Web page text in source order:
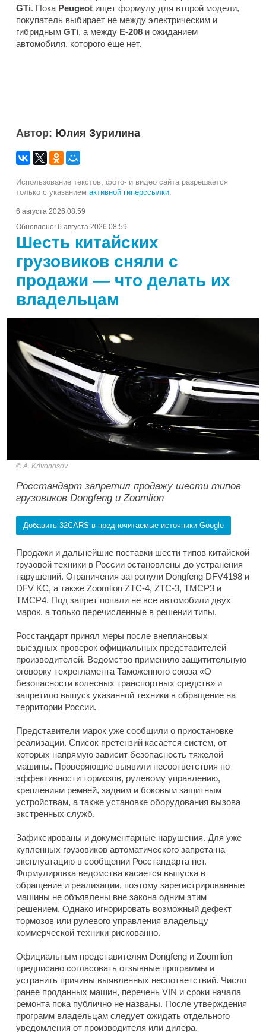
GTi. Пока Peugeot ищет формулу для второй модели,
покупатель выбирает не между электрическим и
гибридным GTi, а между E-208 и ожиданием
автомобиля, которого еще нет.
Автор: Юлия Зурилина
Использование текстов, фото- и видео сайта разрешается
только с указанием активной гиперссылки.
6 августа 2026 08:59
Обновлено: 6 августа 2026 08:59
Шесть китайских
грузовиков сняли с
продажи — что делать их
владельцам
A. Krivonosov
Росстандарт запретил продажу шести типов
грузовиков Dongfeng и Zoomlion
Добавить 32CARS в предпочитаемые источники Google
Продажи и дальнейшие поставки шести типов китайской
грузовой техники в России остановлены до устранения
нарушений. Ограничения затронули Dongfeng DFV4198 и
DFV KC, а также Zoomlion ZTC-4, ZTC-3, TMCP3 и
TMCP4. Под запрет попали не все автомобили двух
марок, а только перечисленные в решении типы.
Росстандарт принял меры после внеплановых
выездных проверок официальных представителей
производителей. Ведомство применило защитительную
оговорку техрегламента Таможенного союза «О
безопасности колесных транспортных средств» и
запретило выпуск указанной техники в обращение на
территории России.
Представители марок уже сообщили о приостановке
реализации. Список претензий касается систем, от
которых напрямую зависит безопасность тяжелой
машины. Проверяющие выявили несоответствия по
эффективности тормозов, рулевому управлению,
креплениям ремней, задним и боковым защитным
устройствам, а также установке оборудования вызова
экстренных служб.
Зафиксированы и документарные нарушения. Для уже
купленных грузовиков автоматического запрета на
эксплуатацию в сообщении Росстандарта нет.
Формулировка ведомства касается выпуска в
обращение и реализации, поэтому зарегистрированные
машины не объявлены вне закона одним этим
решением. Однако игнорировать возможный дефект
тормозов или рулевого управления владельцу
коммерческой техники рискованно.
Официальным представителям Dongfeng и Zoomlion
предписано согласовать отзывные программы и
устранить причины выявленных несоответствий. Число
ранее проданных машин, перечень VIN и сроки начала
ремонта пока публично не названы. После утверждения
программ владельцам следует ожидать отдельного
уведомления от производителя или дилера.